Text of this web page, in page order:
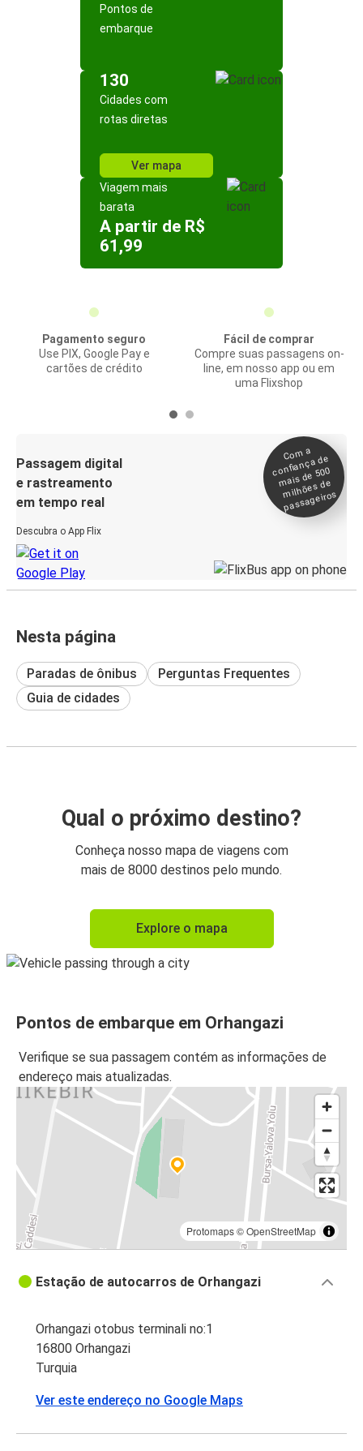
Pontos de
embarque
130
Cidades com
rotas diretas
Ver mapa
Viagem mais
barata
A partir de R$
61,99
Pagamento seguro
Use PIX, Google Pay e
cartões de crédito
Fácil de comprar
Compre suas passagens on-
line, em nosso app ou em
uma Flixshop
Passagem digital
e rastreamento
em tempo real
Descubra o App Flix
Co
m a
confiança de
mais de 500
milhões de
passageiros
Nesta página
Paradas de ônibus
Perguntas Frequentes
Guia de cidades
Qual o próximo destino?
Conheça nosso mapa de viagens com
mais de 8000 destinos pelo mundo.
Explore o mapa
Pontos de embarque em Orhangazi
Verifique se sua passagem contém as informações de
endereço mais atualizadas.
Protomaps©OpenStreetMap
Estação de autocarros de Orhangazi
Orhangazi otobus terminali no:1
16800 Orhangazi
Turquia
Ver este endereço no Google Maps